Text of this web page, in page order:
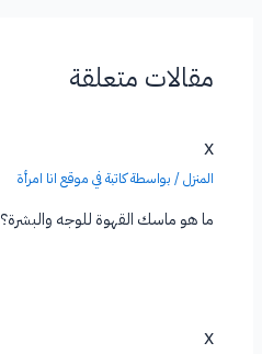
مقالات متعلقة
x
المنزل/ بواسطةكاتبة في موقع انا امرأة
ما هو ماسك القهوة للوجه والبشرة؟
x